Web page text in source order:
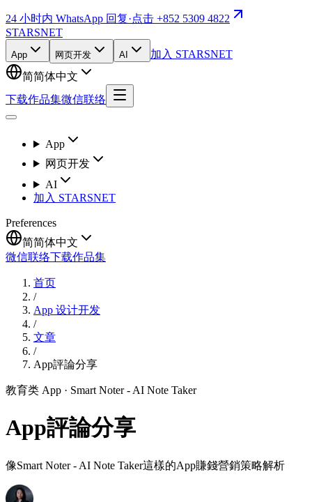
24 小时内 WhatsApp 回复·点击 +852 5309 4822
STARSNET
App 网页开发 AI
加入 STARSNET
简简体中文
下载作品集微信联络
App
网页开发
AI
加入 STARSNET
Preferences
简简体中文
微信联络下载作品集
首页
/
App 设计开发
/
文章
/
App評論分享
教育类 App · Smart Noter - AI Note Taker
App評論分享
像Smart Noter - AI Note Taker這樣的App賺錢營銷策略解析